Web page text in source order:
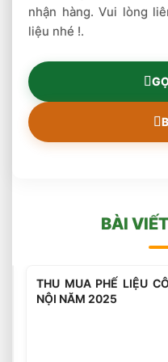
nhận hàng. Vui lòng
liệu nhé !.
BÀI
Thu
Mua
THU MUA PHẾ LIỆU
NỘI NĂM 2025